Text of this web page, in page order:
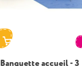
Banquette accueil - 3